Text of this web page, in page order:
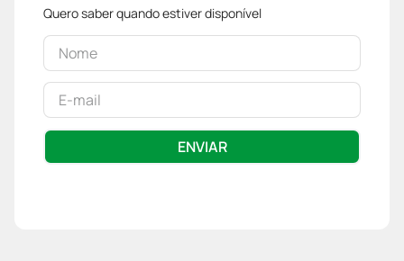
Quero saber quando estiver disponível
ENVIAR